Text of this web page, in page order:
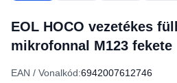
EOL HOCO vezetékes
mikrofonnal M123 fekete
EAN / Vonalkód:6942007612746